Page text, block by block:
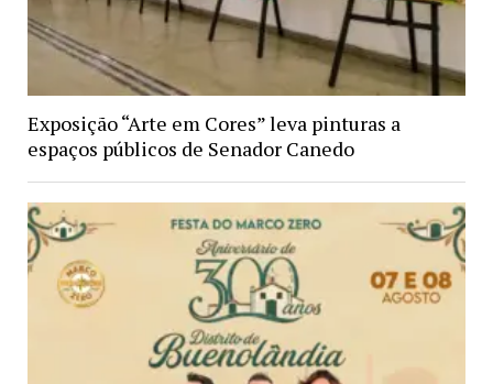
Exposição “Arte em Cores” leva pinturas a
espaços públicos de Senador Canedo